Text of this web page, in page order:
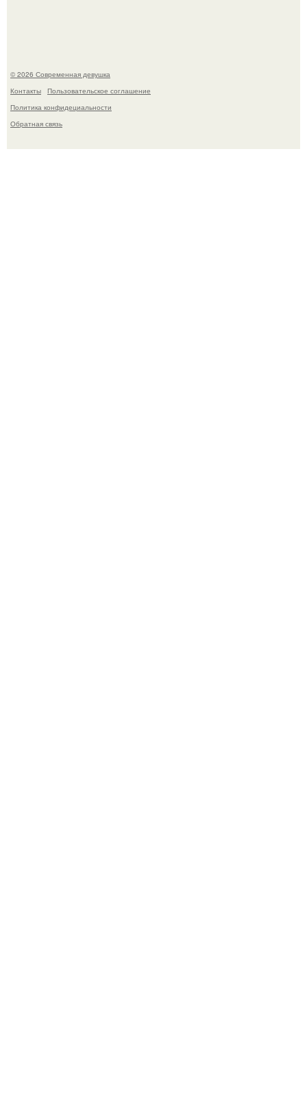
© 2026 Современная девушка
Контакты
Пользовательское соглашение
Политика конфидециальности
Обратная связь